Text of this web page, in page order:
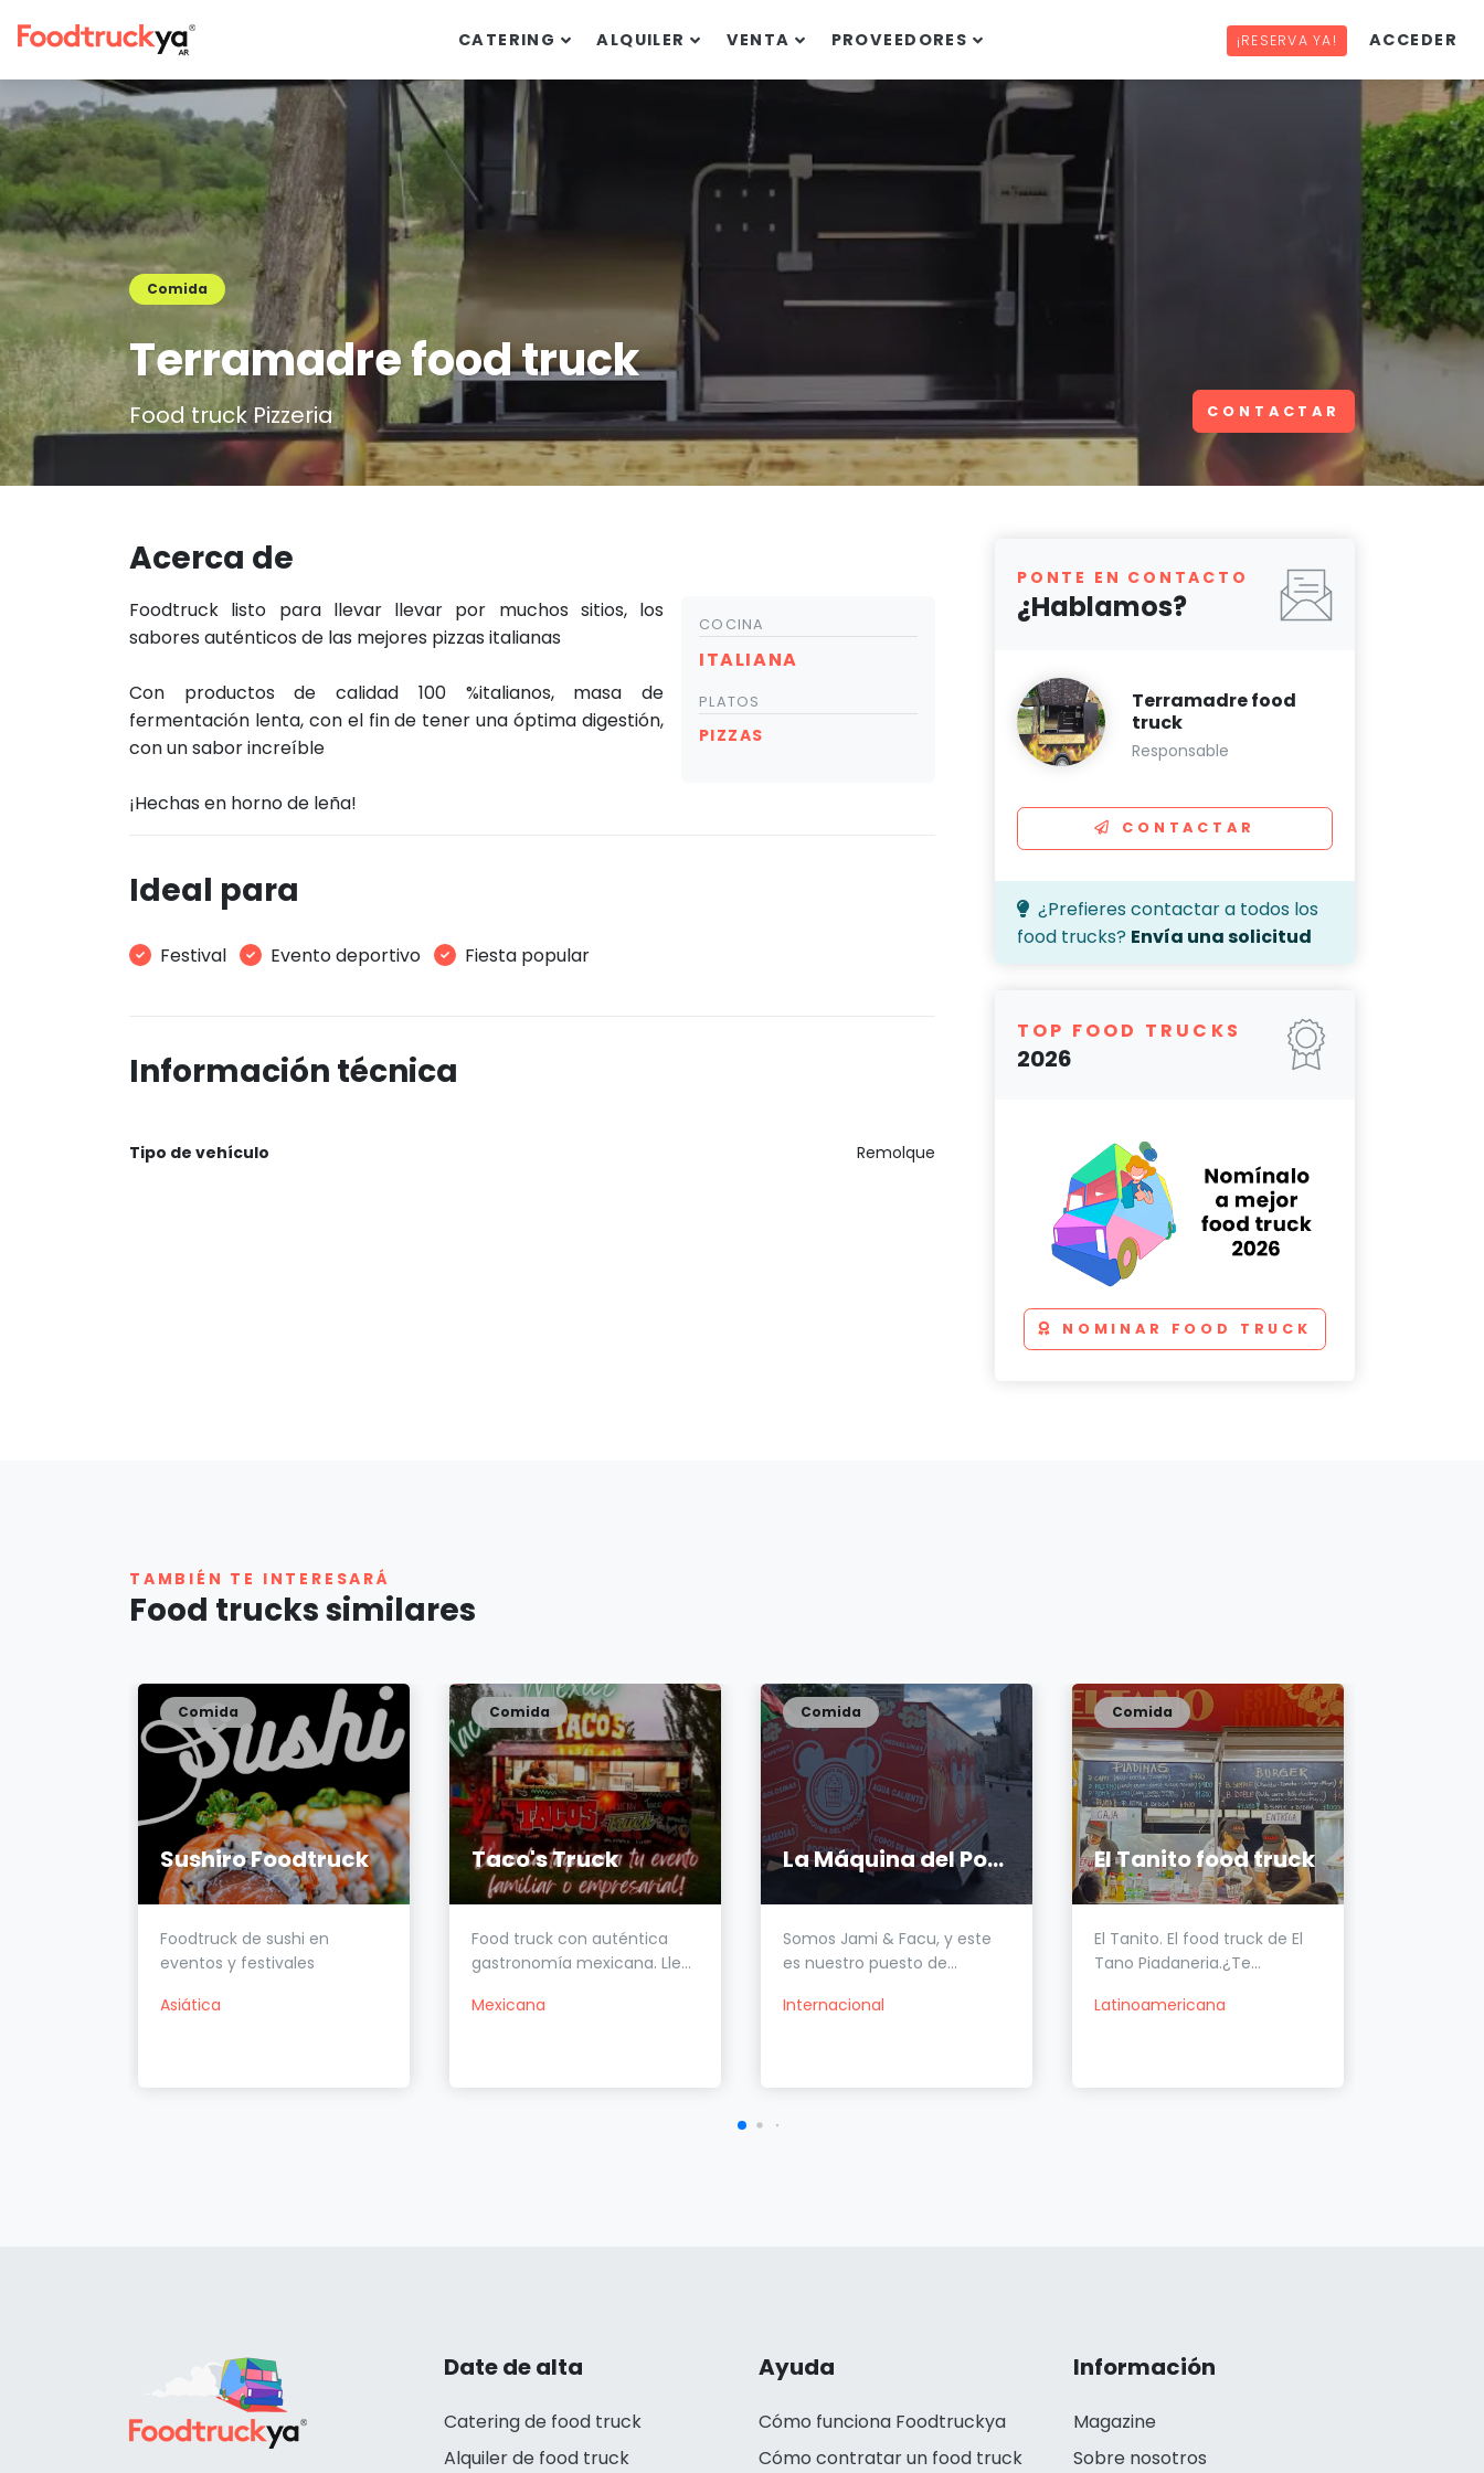
CATERING ALQUILER VENTA PROVEEDORES ¡RESERVA YA! ACCEDER
Comida
Terramadre food truck
Food truck Pizzeria CONTACTAR
Acerca de
COCINA
ITALIANA
PLATOS
PIZZAS
Foodtruck listo para llevar llevar por muchos sitios, los
sabores auténticos de las mejores pizzas italianas
Con productos de calidad 100 %italianos, masa de
fermentación lenta, con el fin de tener una óptima digestión,
con un sabor increíble
¡Hechas en horno de leña!
Ideal para
Festival Evento deportivo Fiesta popular
Información técnica
Tipo de vehículo Remolque
PONTE EN CONTACTO
¿Hablamos?
Terramadre food
truck
Responsable
CONTACTAR
¿Prefieres contactar a todos los
food trucks? Envía una solicitud
TOP FOOD TRUCKS
2026
NOMINAR FOOD TRUCK
TAMBIÉN TE INTERESARÁ
Food trucks similares
Sushiro Foodtruck
Comida
Foodtruck de sushi en
eventos y festivales
Asiática
Taco's Truck
Comida
Food truck con auténtica
gastronomía mexicana. Lle...
Mexicana
La Máquina del Popcorn
Comida
Somos Jami & Facu, y este
es nuestro puesto de...
Internacional
El Tanito food truck
Comida
El Tanito. El food truck de El
Tano Piadaneria.¿Te...
Latinoamericana
Date de alta
Catering de food truck
Alquiler de food truck
Ayuda
Cómo funciona Foodtruckya
Cómo contratar un food truck
Información
Magazine
Sobre nosotros